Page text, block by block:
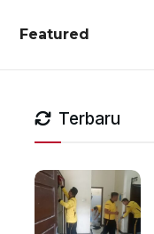
Featured
Terbaru